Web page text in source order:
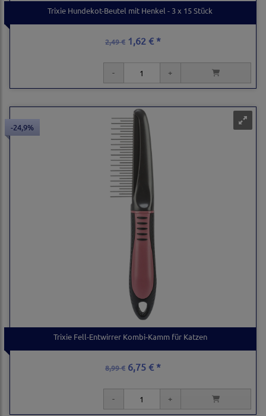
Trixie Hundekot-Beutel mit Henkel - 3 x 15 Stück
2,49 € 1,62 € *
-24,9%
Trixie Fell-Entwirrer Kombi-Kamm für Katzen
8,99 € 6,75 € *